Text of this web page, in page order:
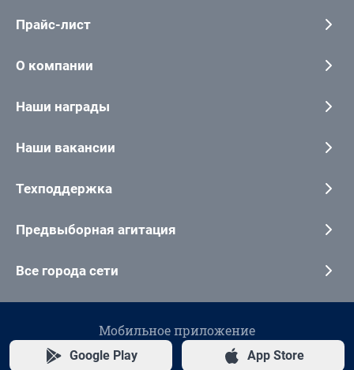
Прайс-лист
О компании
Наши награды
Наши вакансии
Техподдержка
Предвыборная агитация
Все города сети
Мобильное приложение
Google Play App Store